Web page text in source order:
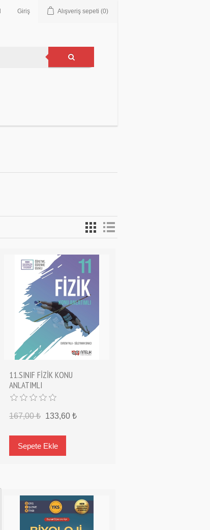
Giriş Alışveriş sepeti (0)
11.SINIF FİZİK KONU
ANLATIMLI
167,00 ₺ 133,60 ₺